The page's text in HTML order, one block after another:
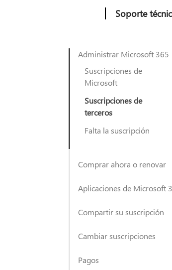
Soporte
Administrar Microsoft 365
Suscripciones de
Microsoft
Suscripciones de
terceros
Falta la suscripción
Comprar ahora o renovar
Aplicaciones de Microsoft
Compartir su suscripción
Cambiar suscripciones
Pagos